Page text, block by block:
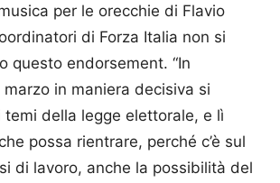
per le orecchie di Flavio
di Forza Italia non si
questo endorsement. “In
in maniera decisiva si
della legge elettorale, e lì
possa rientrare, perché c’è sul
di lavoro, anche la possibilità del